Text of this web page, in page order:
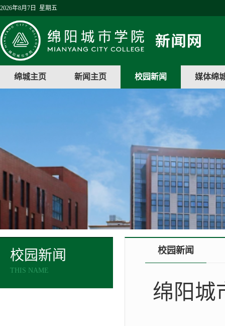
2026年8月7日 星期五
绵城主页 新闻主页 校园新闻 媒体绵
校园新闻
THIS NAME
校园新闻
绵阳城